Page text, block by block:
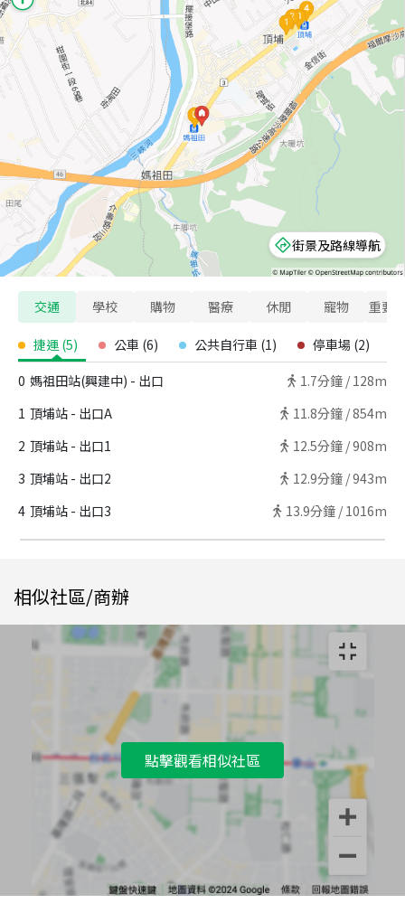
街景及路線導航
交通 學校 購物 醫療 休閒 寵物 重要
捷運 (5) 公車 (6) 公共自行車 (1) 停車場 (2)
0 媽祖田站(興建中) - 出口 1.7分鐘 / 128m
1 頂埔站 - 出口A 11.8分鐘 /854m
2 頂埔站 - 出口1 12.5分鐘 /908m
3 頂埔站 - 出口2 12.9分鐘 /943m
4 頂埔站 - 出口3 13.9分鐘 / 1016m
相似社區/商辦
點擊觀看相似社區